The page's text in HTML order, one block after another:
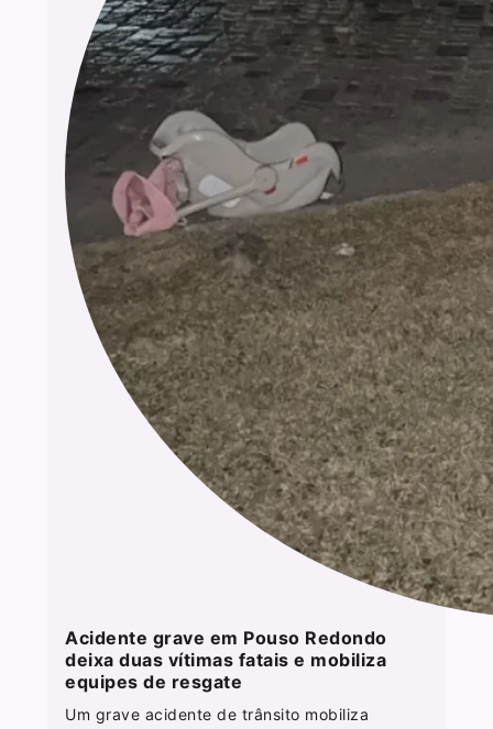
Acidente grave em Pouso Redondo
deixa duas vítimas fatais e mobiliza
equipes de resgate
Um grave acidente de trânsito mobiliza